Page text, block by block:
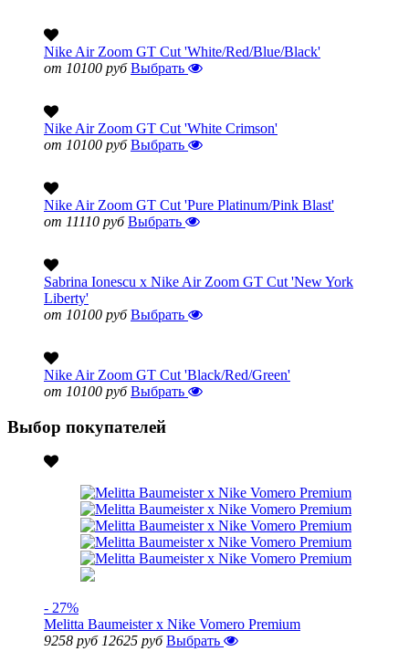
Nike Air Zoom GT Cut 'White/Red/Blue/Black'
от 10100 руб Выбрать
Nike Air Zoom GT Cut 'White Crimson'
от 10100 руб Выбрать
Nike Air Zoom GT Cut 'Pure Platinum/Pink Blast'
от 11110 руб Выбрать
Sabrina Ionescu x Nike Air Zoom GT Cut 'New York
Liberty'
от 10100 руб Выбрать
Nike Air Zoom GT Cut 'Black/Red/Green'
от 10100 руб Выбрать
Выбор покупателей
- 27%
Melitta Baumeister x Nike Vomero Premium
9258 руб 12625 руб Выбрать